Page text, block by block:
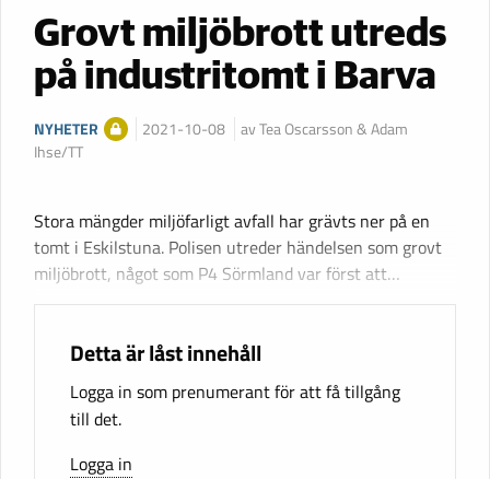
Grovt miljöbrott utreds
på industritomt i Barva
NYHETER 2021-10-08
av Tea Oscarsson & Adam
Ihse/TT
Stora mängder miljöfarligt avfall har grävts ner på en
tomt i Eskilstuna. Polisen utreder händelsen som grovt
miljöbrott, något som P4 Sörmland var först att…
Detta är låst innehåll
Logga in som prenumerant för att få tillgång
till det.
Logga in